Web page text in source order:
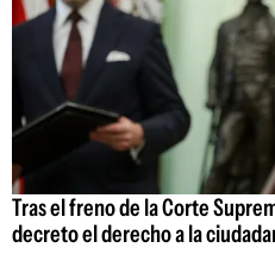
Tras el freno de la Corte
decreto el derecho a la